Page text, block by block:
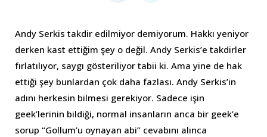
Andy Serkis takdir edilmiyor demiyorum. Hakkı yeniyor
derken kast ettiğim şey o değil. Andy Serkis’e takdirler
fırlatılıyor, saygı gösteriliyor tabii ki. Ama yine de hak
ettiği şey bunlardan çok daha fazlası. Andy Serkis’in
adını herkesin bilmesi gerekiyor. Sadece işin
geek’lerinin bildiği, normal insanların anca bir geek’e
sorup “Gollum’u oynayan abi” cevabını alınca